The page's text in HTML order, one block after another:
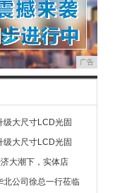
广告
级大尺寸LCD光固
级大尺寸LCD光固
大潮下，实体店
北公司徐总一行莅临